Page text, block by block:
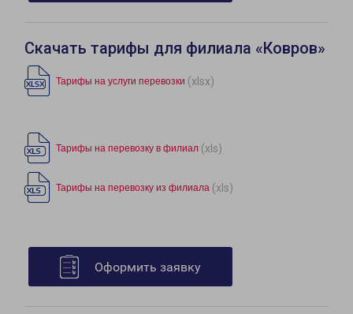
Скачать тарифы для филиала «Ковров»
Тарифы на услуги перевозки (xlsx)
Тарифы на перевозку в филиал (xls)
Тарифы на перевозку из филиала (xls)
Оформить заявку